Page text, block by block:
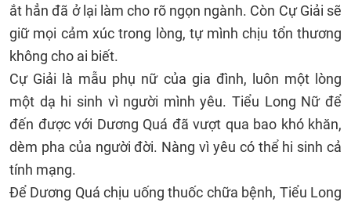
ắt hẳn đã ở lại làm cho rõ ngọn ngành. Còn Cự Giải sẽ
giữ mọi cảm xúc trong lòng, tự mình chịu tổn thương
không cho ai biết.
Cự Giải là mẫu phụ nữ của gia đình, luôn một lòng
một dạ hi sinh vì người mình yêu. Tiểu Long Nữ để
đến được với Dương Quá đã vượt qua bao khó khăn,
dèm pha của người đời. Nàng vì yêu có thể hi sinh cả
tính mạng.
Để Dương Quá chịu uống thuốc chữa bệnh, Tiểu Long